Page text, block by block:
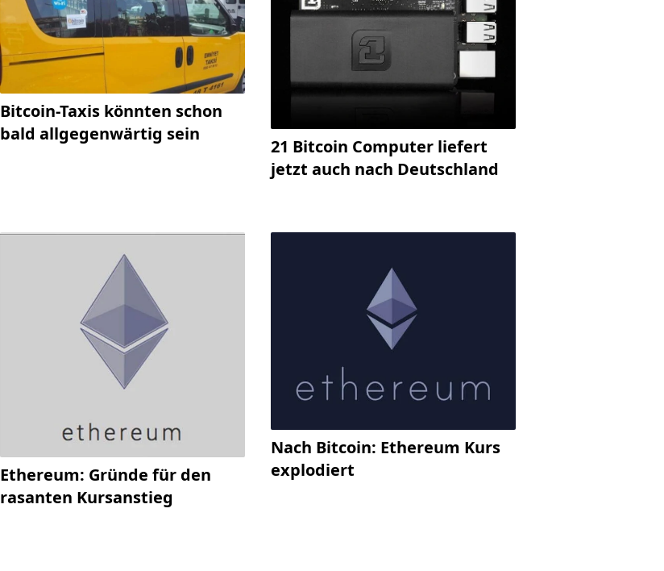
Bitcoin-Taxis könnten schon
bald allgegenwärtig sein
21 Bitcoin Computer liefert
jetzt auch nach Deutschland
Ethereum: Gründe für den
rasanten Kursanstieg
Nach Bitcoin: Ethereum Kurs
explodiert